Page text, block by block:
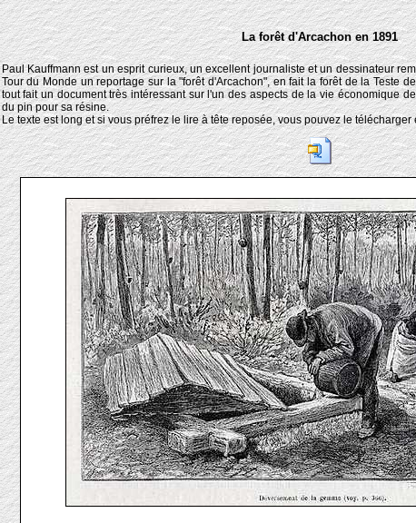
La forêt d'Arcachon en 1891
Paul Kauffmann est un esprit curieux, un excellent journaliste et un dessinateur
Tour du Monde un reportage sur la "forêt d'Arcachon", en fait la forêt de la Teste
tout fait un document très intéressant sur l'un des aspects de la vie économique
du pin pour sa résine.
Le texte est long et si vous préfrez le lire à tête reposée, vous pouvez le